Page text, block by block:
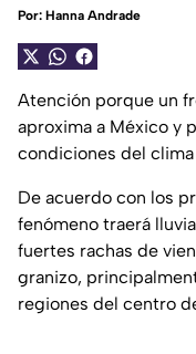
Por: Hanna Andrade
Atención porque un
aproxima a México y
condiciones del
De acuerdo con los
fenómeno traerá
fuertes rachas de
granizo,
regiones del centro